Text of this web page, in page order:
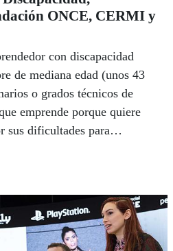
ONCE, CERMI y
con discapacidad
de mediana edad (unos 43
o grados técnicos de
emprende porque quiere
sus dificultades para